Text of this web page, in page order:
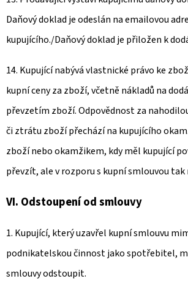
Daňový doklad je odeslán na emailovou
kupujícího./Daňový doklad je přiložen k
14. Kupující nabývá vlastnické právo ke
kupní ceny za zboží, včetně nákladů na
převzetím zboží. Odpovědnost za
či ztrátu zboží přechází na kupujícího
zboží nebo okamžikem, kdy měl kupující
převzít, ale v rozporu s kupní smlouvou tak
VI. Odstoupení od smlouvy
1. Kupující, který uzavřel kupní smlouvu
podnikatelskou činnost jako spotřebitel,
smlouvy odstoupit.